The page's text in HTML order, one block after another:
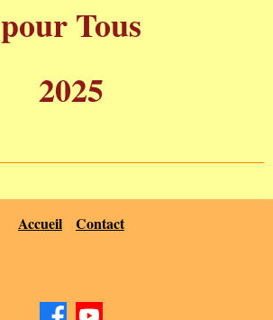
pour Tous
2025
Accueil Contact